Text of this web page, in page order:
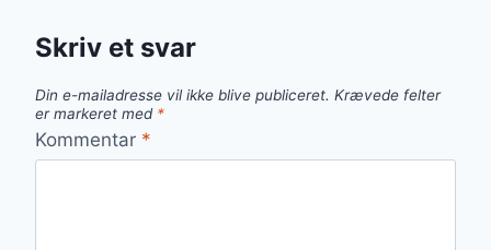
Skriv et svar
Din e-mailadresse vil ikke blive publiceret. Krævede felter
er markeret med *
Kommentar *